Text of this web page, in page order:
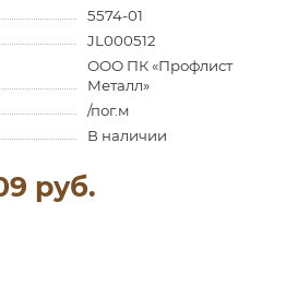
5574-01
JL000512
ООО ПК «Профлист
Металл»
/пог.м
В наличии
руб.